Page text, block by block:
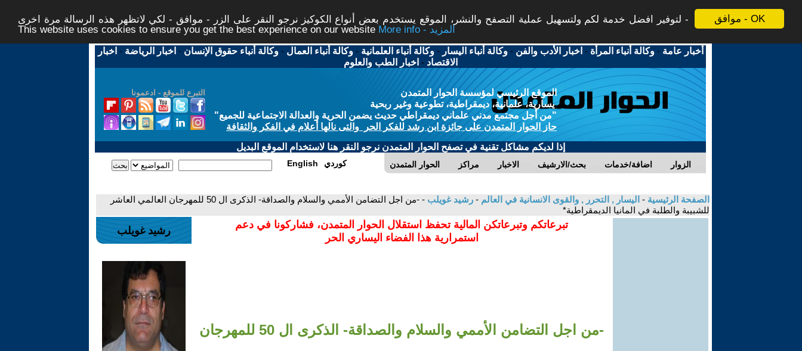
موافق - OK
لتوفير افضل خدمة لكم ولتسهيل عملية التصفح والنشر، الموقع يستخدم بعض أنواع الكوكيز نرجو النقر على الزر - موافق - لكي لاتظهر هذه الرسالة مرة اخرى -
This website uses cookies to ensure you get the best experience on our website
More info - المزيد
أخبار عامة -وكالة أنباء المرأة - اخبار الأدب والفن -وكالة أنباء اليسار -وكالة أنباء العلمانية -وكالة أنباء العمال -وكالة أنباء حقوق الإنسان - اخبار الرياضة - اخبار
الاقتصاد - اخبار الطب والعلوم
التبرع للموقع - ادعمونا
الموقع الرئيسي لمؤسسة الحوار المتمدن
يسارية، علمانية، ديمقراطية، تطوعية وغير ربحية
"من أجل مجتمع مدني علماني ديمقراطي حديث يضمن الحرية والعدالة الاجتماعية للجميع"
حاز الحوار المتمدن على جائزة ابن رشد للفكر الحر والتى نالها أعلام في الفكر والثقافة
إذا لديكم مشاكل تقنية في تصفح الحوار المتمدن نرجو النقر هنا لاستخدام الموقع البديل
الحوار المتمدن مراكز الاخبار بحث/الارشيف اضافة/خدمات الزوار English كوردي
الصفحة الرئيسية - اليسار , التحرر , والقوى الانسانية في العالم - رشيد غويلب
- -من اجل التضامن الأممي والسلام والصداقة- الذكرى ال 50 للمهرجان العالمي العاشر
للشبيبة والطلبة في المانيا الديمقراطية*
تبرعاتكم وتبرعاتكن المالية تحفظ استقلال الحوار المتمدن، فشاركونا في دعم
استمرارية هذا الفضاء اليساري الحر
-من اجل التضامن الأممي والسلام والصداقة- الذكرى ال 50 للمهرجان
رشيد غويلب